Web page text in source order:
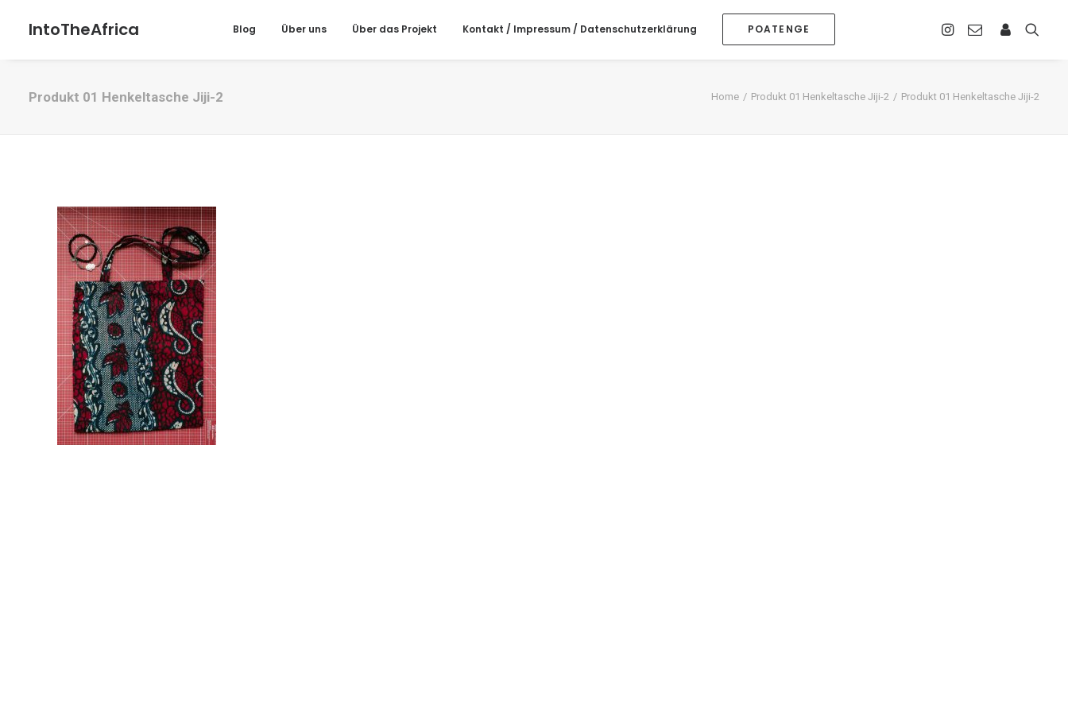
IntoTheAfrica Blog Über uns Über das Projekt Kontakt / Impressum / Datenschutzerklärung POATENGE
Produkt 01 Henkeltasche Jiji-2 Home Produkt 01 Henkeltasche Jiji-2 Produkt 01 Henkeltasche Jiji-2